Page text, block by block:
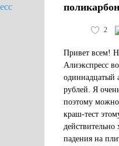
2
Привет всем!
Алиэкспресс
одиннадцатый
рублей. Я
поэтому можно
краш-тест
падения на